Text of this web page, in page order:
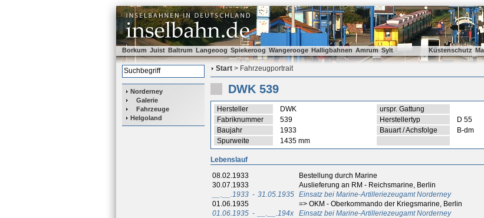
Borkum Juist Baltrum Langeoog Spiekeroog Wangerooge Halligbahnen Amrum Sylt Küstenschutz
Norderney
Galerie
Fahrzeuge
Helgoland
Start > Fahrzeugportrait
DWK 539
Hersteller DWK urspr. Gattung
Fabriknummer
539 Herstellertyp
D 55
Baujahr
1933 Bauart / Achsfolge
B-dm
Spurweite
1435 mm
Lebenslauf
08.02.1933
Bestellung durch Marine
30.07.1933
Auslieferung an RM - Reichsmarine, Berlin
__.__.1933 - 31.05.1935 Einsatz bei Marine-Artilleriezeugamt Norderney
01.06.1935
=> OKM - Oberkommando der Kriegsmarine, Berlin
01.06.1935 - __.__.194x
Einsatz bei Marine-Artilleriezeugamt Norderney